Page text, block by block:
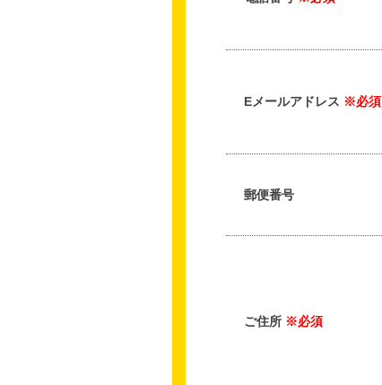
Eメールアドレス ※必須
郵便番号
ご住所 ※必須